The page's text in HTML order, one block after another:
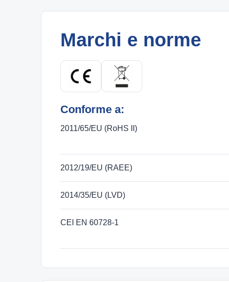
Marchi e norme
Conforme a:
2011/65/EU (RoHS II)
2012/19/EU (RAEE)
2014/35/EU (LVD)
CEI EN 60728-1